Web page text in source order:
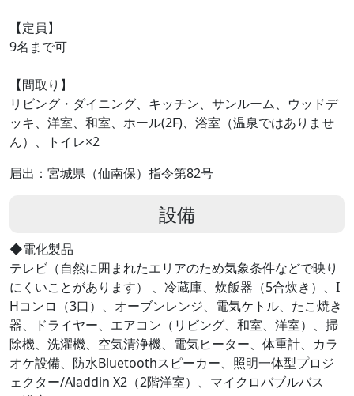
【定員】
9名まで可
【間取り】
リビング・ダイニング、キッチン、サンルーム、ウッドデ
ッキ、洋室、和室、ホール(2F)、浴室（温泉ではありませ
ん）、トイレ×2
届出：宮城県（仙南保）指令第82号
設備
◆電化製品
テレビ（自然に囲まれたエリアのため気象条件などで映り
にくいことがあります） 、冷蔵庫、炊飯器（5合炊き）、I
Hコンロ（3口）、オーブンレンジ、電気ケトル、たこ焼き
器、ドライヤー、エアコン（リビング、和室、洋室）、掃
除機、洗濯機、空気清浄機、電気ヒーター、体重計、カラ
オケ設備、防水Bluetoothスピーカー、照明一体型プロジ
ェクター/Aladdin X2（2階洋室）、マイクロバブルバス